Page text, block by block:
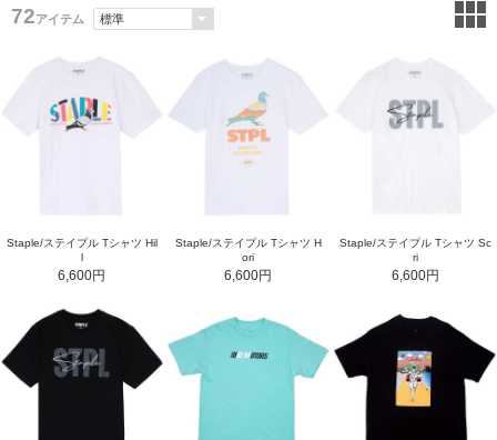
72アイテム
Staple/ステイプル Tシャツ Hil
l
6,600円
Staple/ステイプル Tシャツ H
ori
6,600円
Staple/ステイプル Tシャツ Sc
ri
6,600円